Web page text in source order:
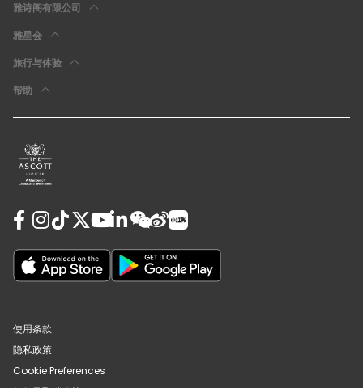
雅诗阁有限公司
雅星会
旅行与体验
帮助
使用条款
隐私政策
Cookie Preferences